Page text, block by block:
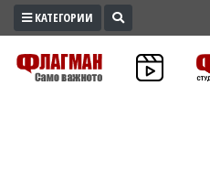
ПРОМО
ЗОНА
КАТЕГОРИИ